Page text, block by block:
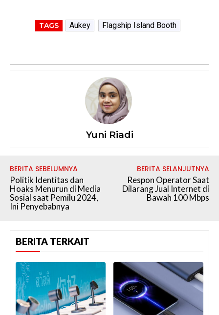
TAGS Aukey Flagship Island Booth
Yuni Riadi
BERITA SEBELUMNYA
Politik Identitas dan
Hoaks Menurun di Media
Sosial saat Pemilu 2024,
Ini Penyebabnya
BERITA SELANJUTNYA
Respon Operator Saat
Dilarang Jual Internet di
Bawah 100 Mbps
BERITA TERKAIT